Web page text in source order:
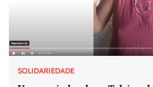
SOLIDARIEDADE